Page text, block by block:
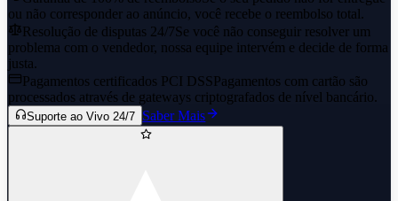
ou não corresponder ao anúncio, você recebe o reembolso total.
Resolução de disputas 24/7Se você não conseguir resolver um
problema com o vendedor, nossa equipe intervém e decide de forma
justa.
Pagamentos certificados PCI DSS Pagamentos com cartão são
processados através de gateways criptografados de nível bancário.
Suporte ao Vivo 24/7 Saber Mais